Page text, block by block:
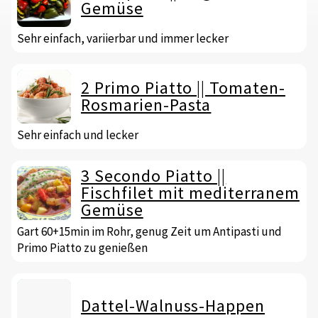
Gemüse
Sehr einfach, variierbar und immer lecker
2 Primo Piatto || Tomaten-
Rosmarien-Pasta
Sehr einfach und lecker
3 Secondo Piatto ||
Fischfilet mit mediterranem
Gemüse
Gart 60+15min im Rohr, genug Zeit um Antipasti und
Primo Piatto zu genießen
Dattel-Walnuss-Happen